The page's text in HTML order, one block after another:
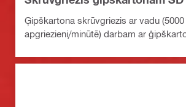
Ģipškartona skrūvgriezis ar vadu (5000
apgriezieni/minūtē) darbam ar